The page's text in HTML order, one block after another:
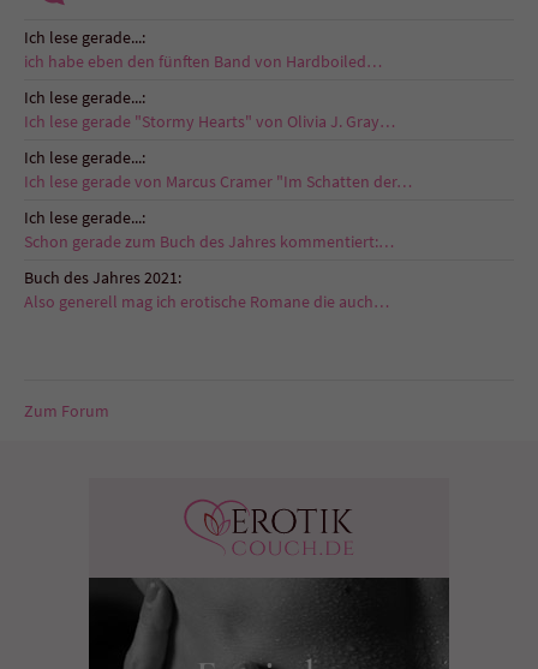
Ich lese gerade...:
ich habe eben den fünften Band von Hardboiled…
Ich lese gerade...:
Ich lese gerade "Stormy Hearts" von Olivia J. Gray…
Ich lese gerade...:
Ich lese gerade von Marcus Cramer "Im Schatten der…
Ich lese gerade...:
Schon gerade zum Buch des Jahres kommentiert:…
Buch des Jahres 2021:
Also generell mag ich erotische Romane die auch…
Zum Forum